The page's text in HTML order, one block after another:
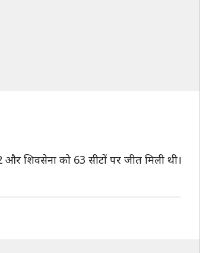
शिवसेना को 63 सीटों पर जीत मिली थी।